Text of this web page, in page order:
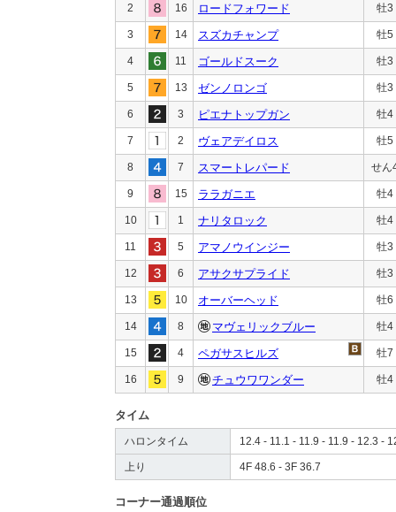
2 16 ロードフォワード 牡3
3 14 スズカチャンプ 牡5
4 11 ゴールドスーク 牡3
5 13 ゼンノロンゴ 牡3
6 3 ピエナトップガン 牡4
7 2 ヴェアデイロス 牡5
8 7 スマートレパード せん
9 15 ララガニエ 牡4
10 1 ナリタロック 牡4
11 5 アマノウインジー 牡3
12 6 アサクサプライド 牡3
13 10 オーバーヘッド 牡6
14 8 マヴェリックブルー 牡4
15 4 ペガサスヒルズ 牡7
16 9 チュウワワンダー 牡4
タイム
ハロンタイム 12.4 - 11.1 - 11.9 - 11.9 - 12.3 -
上り 4F 48.6 - 3F 36.7
コーナー通過順位